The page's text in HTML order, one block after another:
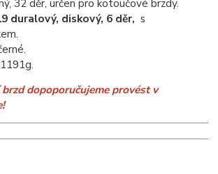
32 děr, určen pro kotoučové brzdy.
duralový, diskový, 6 děr, s
dopoporučujeme provést v